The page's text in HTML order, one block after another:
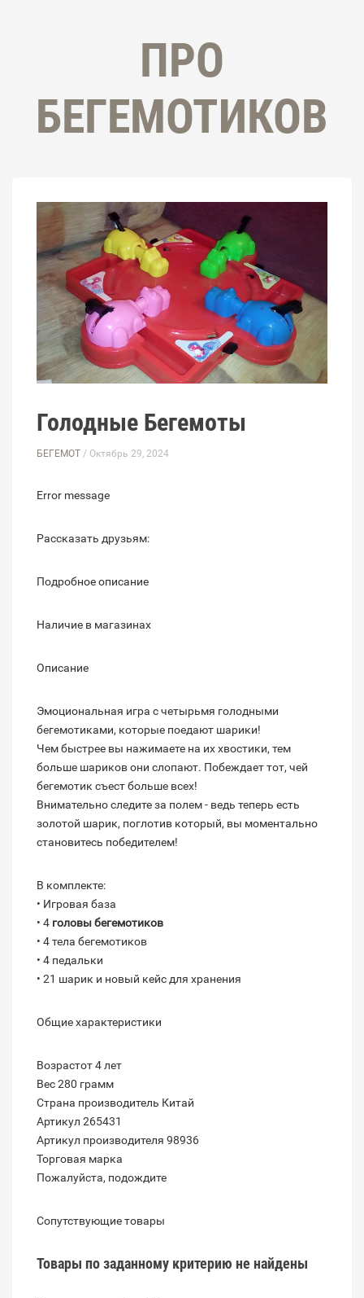
ПРО
БЕГЕМОТИКОВ
Голодные Бегемоты
БЕГЕМОТ / Октябрь 29, 2024
Error message
Рассказать друзьям:
Подробное описание
Наличие в магазинах
Описание
Эмоциональная игра с четырьмя голодными
бегемотиками, которые поедают шарики!
Чем быстрее вы нажимаете на их хвостики, тем
больше шариков они слопают. Побеждает тот, чей
бегемотик съест больше всех!
Внимательно следите за полем - ведь теперь есть
золотой шарик, поглотив который, вы моментально
становитесь победителем!
В комплекте:
• Игровая база
• 4 головы бегемотиков
• 4 тела бегемотиков
• 4 педальки
• 21 шарик и новый кейс для хранения
Общие характеристики
Возрастот 4 лет
Вес 280 грамм
Страна производитель Китай
Артикул 265431
Артикул производителя 98936
Торговая марка
Пожалуйста, подождите
Сопутствующие товары
Товары по заданному критерию не найдены